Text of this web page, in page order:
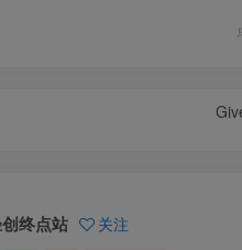
终点站 关注